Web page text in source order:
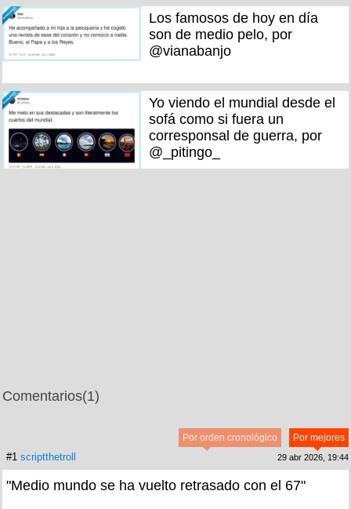
Los famosos de hoy en día
son de medio pelo, por
@vianabanjo
Yo viendo el mundial desde el
sofá como si fuera un
corresponsal de guerra, por
@_pitingo_
Comentarios(1)
Por mejores
Por orden cronológico
#1 scriptthetroll 29 abr 2026, 19:44
"Medio mundo se ha vuelto retrasado con el 67"